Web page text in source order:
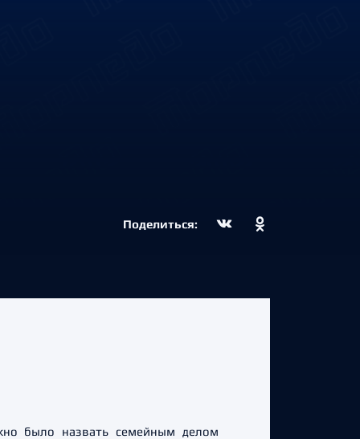
Поделиться:
было назвать семейным делом